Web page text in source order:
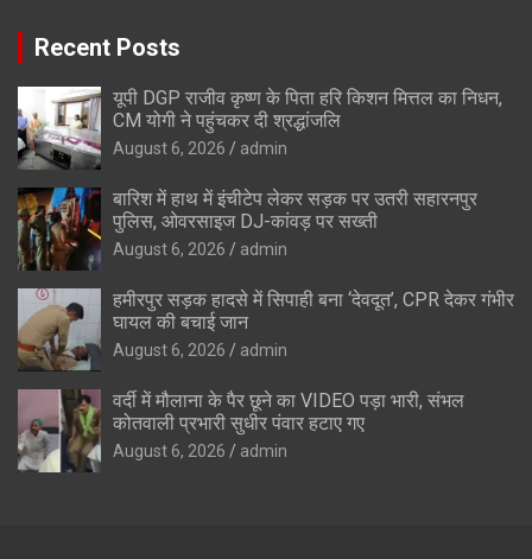
Recent Posts
यूपी DGP राजीव कृष्ण के पिता हरि किशन मित्तल का निधन,
CM योगी ने पहुंचकर दी श्रद्धांजलि
August 6, 2026 admin
बारिश में हाथ में इंचीटेप लेकर सड़क पर उतरी सहारनपुर
पुलिस, ओवरसाइज DJ-कांवड़ पर सख्ती
August 6, 2026 admin
हमीरपुर सड़क हादसे में सिपाही बना ‘देवदूत’, CPR देकर गंभीर
घायल की बचाई जान
August 6, 2026 admin
वर्दी में मौलाना के पैर छूने का VIDEO पड़ा भारी, संभल
कोतवाली प्रभारी सुधीर पंवार हटाए गए
August 6, 2026 admin